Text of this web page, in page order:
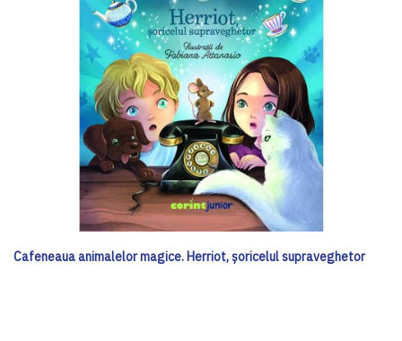
Cafeneaua animalelor magice. Herriot, șoricelul supraveghetor